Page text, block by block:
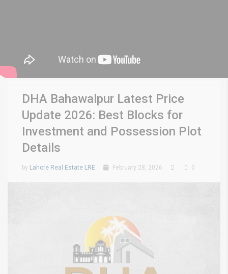
DHA Bahawalpur Latest Price
Update 2026: Best Blocks for
Investment and Possession Plot
Details
by Lahore Real Estate LRE February 28, 2026 0